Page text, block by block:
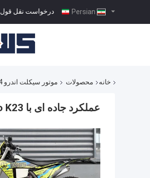
درخواست نقل قول
خانه محصولات موتور سیکلت اندرو 4 سکته مغزی
عملکرد جاده ای با KEWS 176fmn YB300H Four Stroke Enduro K23